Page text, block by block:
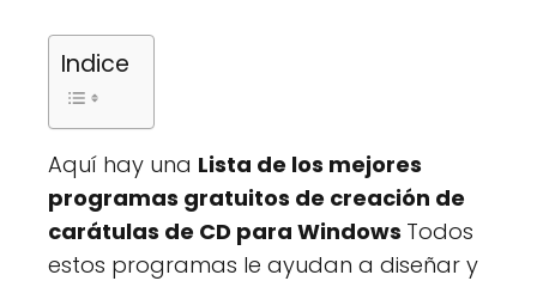
Indice
Aquí hay una Lista de los mejores
programas gratuitos de creación de
carátulas de CD para Windows Todos
estos programas le ayudan a diseñar y